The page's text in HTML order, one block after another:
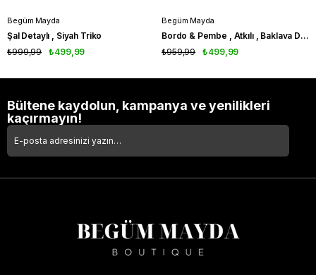
Begüm Mayda
Şal Detaylı , Siyah Triko
₺499,99
₺999,99
Begüm Mayda
Bordo & Pembe , Atkılı , Baklava Desenli Triko
₺499,99
₺959,99
Bültene kaydolun, kampanya ve yenilikleri
kaçırmayın!